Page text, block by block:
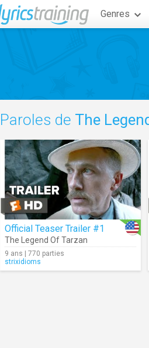
Genres
Paroles de The
Official Teaser Trailer #1
The Legend Of Tarzan
9 ans | 770 parties
strixidioms